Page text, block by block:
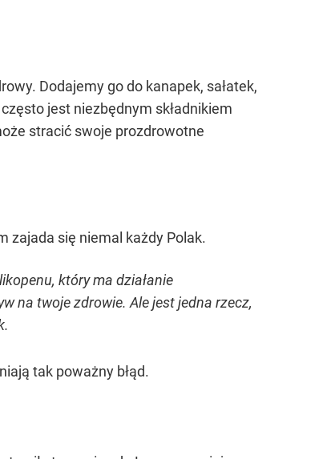
Dodajemy go do kanapek, sałatek,
jest niezbędnym składnikiem
stracić swoje prozdrowotne
zajada się niemal każdy Polak.
który ma działanie
na twoje zdrowie. Ale jest jedna rzecz,
tak poważny błąd.